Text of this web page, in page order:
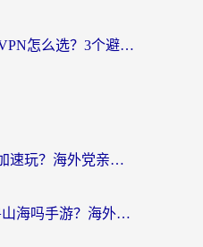
马来西亚留学生回国VPN怎么选？3个避坑点+1款实测好用的加速器推荐
Sky光·遇在国外怎么加速玩？海外党亲测有效的国服游戏加速指南
在欧洲能玩天下-异兽山海吗手游？海外玩家的加速器生存指南